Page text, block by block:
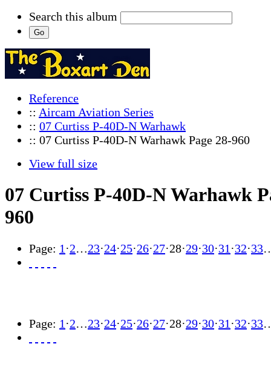
Search this album
Reference
:: Aircam Aviation Series
:: 07 Curtiss P-40D-N Warhawk
:: 07 Curtiss P-40D-N Warhawk Page 28-960
View full size
07 Curtiss P-40D-N Warhawk
960
Page: 1 ·2…23·24·25·26·27·28·29·30·31 ·32·33
Page: 1 ·2…23·24·25·26·27·28·29·30·31 ·32·33